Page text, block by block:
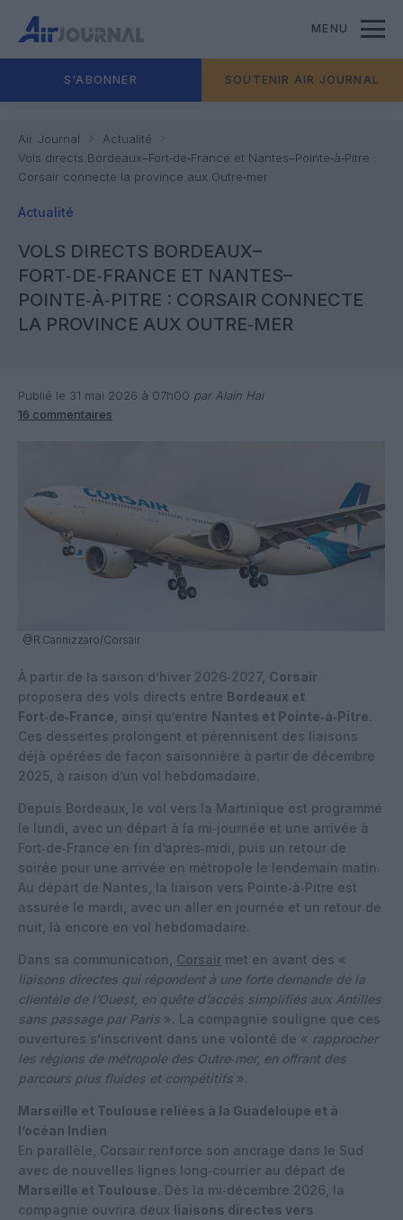
MENU
S'ABONNER SOUTENIR AIR JOURNAL
Air Journal
Actualité
Vols directs Bordeaux–Fort‑de‑France et Nantes–Pointe‑à‑Pitre :
Corsair connecte la province aux Outre‑mer
Actualité
VOLS DIRECTS BORDEAUX–
FORT‑DE‑FRANCE ET NANTES–
POINTE‑À‑PITRE : CORSAIR CONNECTE
LA PROVINCE AUX OUTRE‑MER
Publié le 31 mai 2026 à 07h00 par Alain Hai
16 commentaires
@R.Cannizzaro/Corsair
À partir de la saison d’hiver 2026‑2027, Corsair
proposera des vols directs entre Bordeaux et
Fort‑de‑France , ainsi qu’entre Nantes et Pointe‑à‑Pitre.
Ces dessertes prolongent et pérennisent des liaisons
déjà opérées de façon saisonnière à partir de décembre
2025, à raison d’un vol hebdomadaire.
Depuis Bordeaux, le vol vers la Martinique est programmé
le lundi, avec un départ à la mi‑journée et une arrivée à
Fort‑de‑France en fin d’après‑midi, puis un retour de
soirée pour une arrivée en métropole le lendemain matin.
Au départ de Nantes, la liaison vers Pointe‑à‑Pitre est
assurée le mardi, avec un aller en journée et un retour de
nuit, là encore en vol hebdomadaire.
Dans sa communication, Corsair met en avant des «
liaisons directes qui répondent à une forte demande de la
clientèle de l’Ouest, en quête d’accès simplifiés aux Antilles
sans passage par Paris ». La compagnie souligne que ces
ouvertures s’inscrivent dans une volonté de « rapprocher
les régions de métropole des Outre‑mer, en offrant des
parcours plus fluides et compétitifs ».
Marseille et Toulouse reliées à la Guadeloupe et à
l’océan Indien
En parallèle, Corsair renforce son ancrage dans le Sud
avec de nouvelles lignes long‑courrier au départ de
Marseille et Toulouse. Dès la mi‑décembre 2026, la
compagnie ouvrira deux liaisons directes vers